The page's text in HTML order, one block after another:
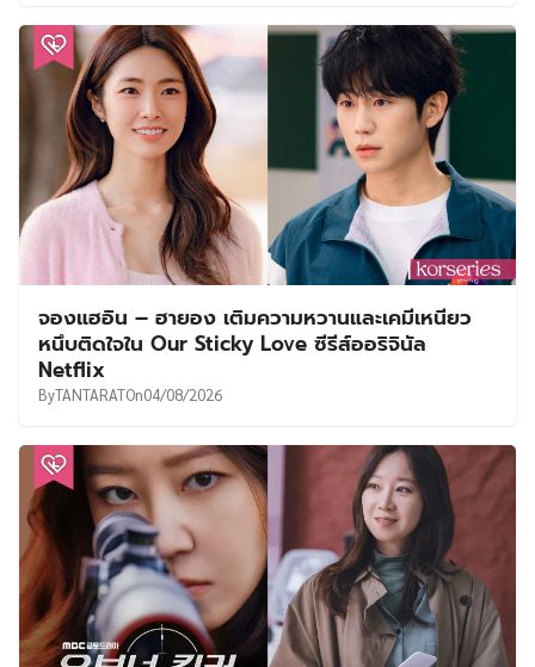
จองแฮอิน – ฮายอง เติมความหวานและเคมีเหนียว
หนึบติดใจใน Our Sticky Love ซีรีส์ออริจินัล
Netflix
ByTANTARATOn04/08/2026